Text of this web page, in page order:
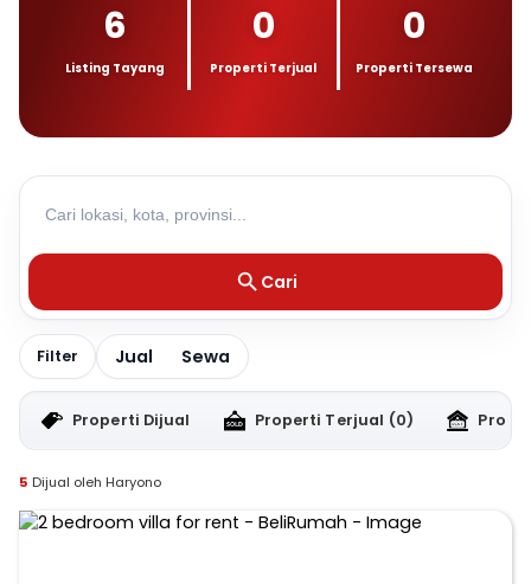
6
Listing Tayang
0
Properti Terjual
0
Properti Tersewa
Cari
Filter Jual Sewa
Properti Dijual Properti Terjual (0)
5 Dijual oleh Haryono